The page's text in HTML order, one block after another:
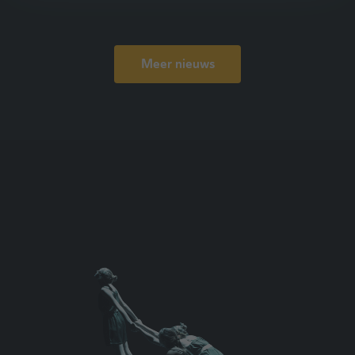
danslessen onder de loep. Misschien herken je
Meer nieuws